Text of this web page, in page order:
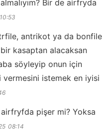
Bir de airfryda
10:53
antrikot ya da bonfile
kasaptan alacaksan
söyleyip onun için
istemek en iyisi
pişer mi? Yoksa
08:14